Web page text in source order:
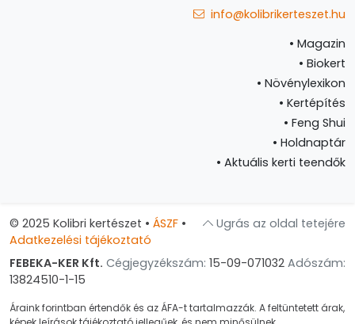
info@kolibrikerteszet.hu
• Magazin
• Biokert
• Növénylexikon
• Kertépítés
• Feng Shui
• Holdnaptár
• Aktuális kerti teendők
Ugrás az oldal tetejére
© 2025 Kolibri kertészet • ÁSZF •
Adatkezelési tájékoztató
FEBEKA-KER Kft. Cégjegyzékszám: 15-09-071032 Adószám:
13824510-1-15
Áraink forintban értendők és az ÁFA-t tartalmazzák. A feltüntetett árak,